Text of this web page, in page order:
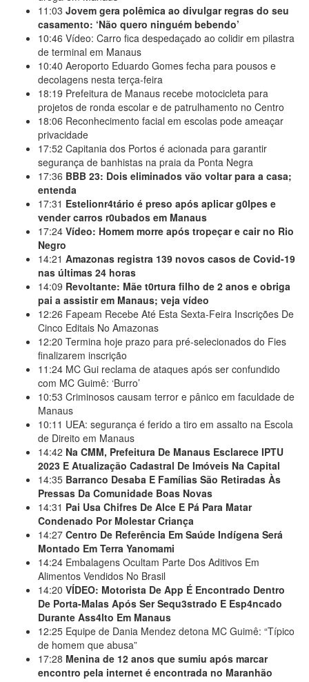
11:03 Jovem gera polêmica ao divulgar regras do seu
casamento: ‘Não quero ninguém bebendo’
10:46 Vídeo: Carro fica despedaçado ao colidir em pilastra
de terminal em Manaus
10:40 Aeroporto Eduardo Gomes fecha para pousos e
decolagens nesta terça-feira
18:19 Prefeitura de Manaus recebe motocicleta para
projetos de ronda escolar e de patrulhamento no Centro
18:06 Reconhecimento facial em escolas pode ameaçar
privacidade
17:52 Capitania dos Portos é acionada para garantir
segurança de banhistas na praia da Ponta Negra
17:36 BBB 23: Dois eliminados vão voltar para a casa;
entenda
17:31 Estelionr4tário é preso após aplicar g0lpes e
vender carros r0ubados em Manaus
17:24 Vídeo: Homem morre após tropeçar e cair no Rio
Negro
14:21 Amazonas registra 139 novos casos de Covid-19
nas últimas 24 horas
14:09 Revoltante: Mãe t0rtura filho de 2 anos e obriga
pai a assistir em Manaus; veja vídeo
12:26 Fapeam Recebe Até Esta Sexta-Feira Inscrições De
Cinco Editais No Amazonas
12:20 Termina hoje prazo para pré-selecionados do Fies
finalizarem inscrição
11:24 MC Gui reclama de ataques após ser confundido
com MC Guimê: ‘Burro’
10:53 Criminosos causam terror e pânico em faculdade de
Manaus
10:11 UEA: segurança é ferido a tiro em assalto na Escola
de Direito em Manaus
14:42 Na CMM, Prefeitura De Manaus Esclarece IPTU
2023 E Atualização Cadastral De Imóveis Na Capital
14:35 Barranco Desaba E Famílias São Retiradas Às
Pressas Da Comunidade Boas Novas
14:31 Pai Usa Chifres De Alce E Pá Para Matar
Condenado Por Molestar Criança
14:27 Centro De Referência Em Saúde Indígena Será
Montado Em Terra Yanomami
14:24 Embalagens Ocultam Parte Dos Aditivos Em
Alimentos Vendidos No Brasil
14:20 VÍDEO: Motorista De App É Encontrado Dentro
De Porta-Malas Após Ser Sequ3strado E Esp4ncado
Durante Ass4lto Em Manaus
12:25 Equipe de Dania Mendez detona MC Guimê: “Típico
de homem que abusa”
17:28 Menina de 12 anos que sumiu após marcar
encontro pela internet é encontrada no Maranhão